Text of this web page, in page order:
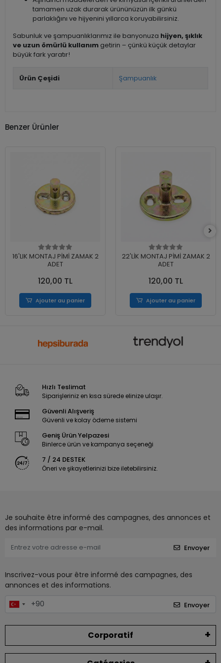
tamamen uzak durarak ürününüzün ilk günkü
parlaklığını ve hijyenini yıllarca koruyabilirsiniz.
Sabunluk ve şampuanlıklarımız ile banyonuza hijyen, şıklık
ve uzun ömürlü kullanım getirin – çünkü küçük detaylar
büyük fark yaratır!
Ürün Çeşidi Şampuanlık
Benzer Ürünler
16'LIK MONTAJ PİMİ ZAMAK 2
ADET
120,00 TL
Ajouter au panier
22'LİK MONTAJ PİMİ ZAMAK 2
ADET
120,00 TL
Ajouter au panier
Hızlı Teslimat
Siparişleriniz en kısa sürede elinize ulaşır.
Güvenli Alışveriş
Güvenli ve kolay ödeme sistemi
Geniş Ürün Yelpazesi
Binlerce ürün ve kampanya seçeneği
7 / 24 DESTEK
Öneri ve şikayetlerinizi bize iletebilirsiniz.
Je souhaite être informé des campagnes, des annonces et
des informations par e-mail.
Envoyer
Inscrivez-vous pour être informé des campagnes, des
annonces et des informations.
Envoyer
Corporatif